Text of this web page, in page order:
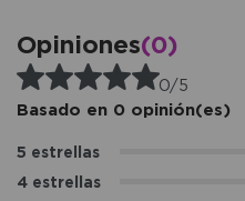
Opiniones(0)
0/5
Basado en 0 opinión(es)
5 estrellas
4 estrellas